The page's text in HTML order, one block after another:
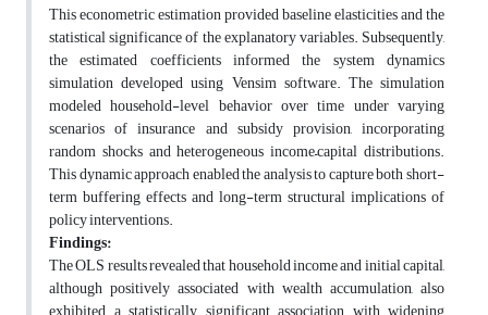
This econometric estimation provided baseline elasticities and the
statistical significance of the explanatory variables. Subsequently,
the estimated coefficients informed the system dynamics
simulation developed using Vensim software. The simulation
modeled household-level behavior over time under varying
scenarios of insurance and subsidy provision, incorporating
random shocks and heterogeneous income–capital distributions.
This dynamic approach enabled the analysis to capture both short-
term buffering effects and long-term structural implications of
policy interventions.
Findings:
The OLS results revealed that household income and initial capital,
although positively associated with wealth accumulation, also